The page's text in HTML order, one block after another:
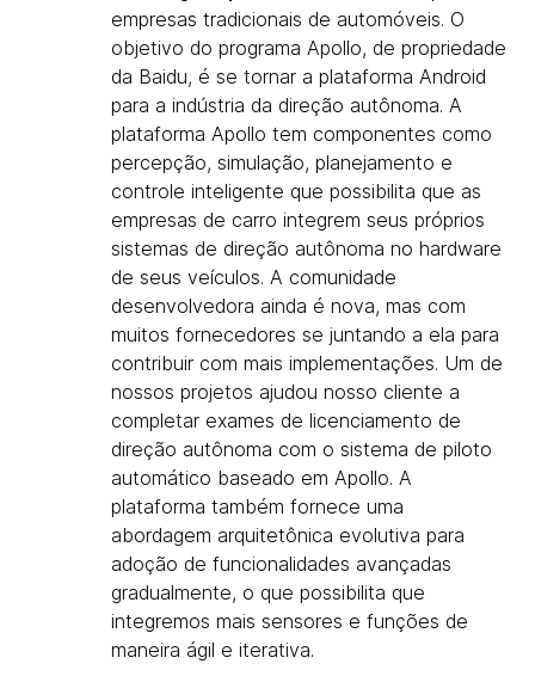
empresas tradicionais de automóveis. O
objetivo do programa Apollo, de propriedade
da Baidu, é se tornar a plataforma Android
para a indústria da direção autônoma. A
plataforma Apollo tem componentes como
percepção, simulação, planejamento e
controle inteligente que possibilita que as
empresas de carro integrem seus próprios
sistemas de direção autônoma no hardware
de seus veículos. A comunidade
desenvolvedora ainda é nova, mas com
muitos fornecedores se juntando a ela para
contribuir com mais implementações. Um de
nossos projetos ajudou nosso cliente a
completar exames de licenciamento de
direção autônoma com o sistema de piloto
automático baseado em Apollo. A
plataforma também fornece uma
abordagem arquitetônica evolutiva para
adoção de funcionalidades avançadas
gradualmente, o que possibilita que
integremos mais sensores e funções de
maneira ágil e iterativa.